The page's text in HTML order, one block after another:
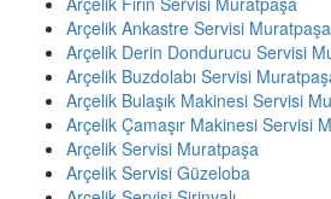
Arçelik Ankastre Servisi Muratpaşa
Arçelik Derin Dondurucu Servisi
Arçelik Buzdolabı Servisi
Arçelik Bulaşık Makinesi Servisi
Arçelik Çamaşır Makinesi Servisi
Arçelik Servisi Muratpaşa
Arçelik Servisi Güzeloba